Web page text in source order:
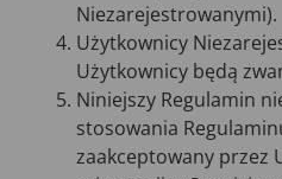
Niezarejestrowanymi).
Użytkownicy
Użytkownicy będą
Niniejszy Regulamin
stosowania
zaakceptowany przez